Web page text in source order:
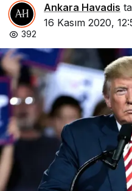
Ankara Havadis
16 Kasım 2020,
392